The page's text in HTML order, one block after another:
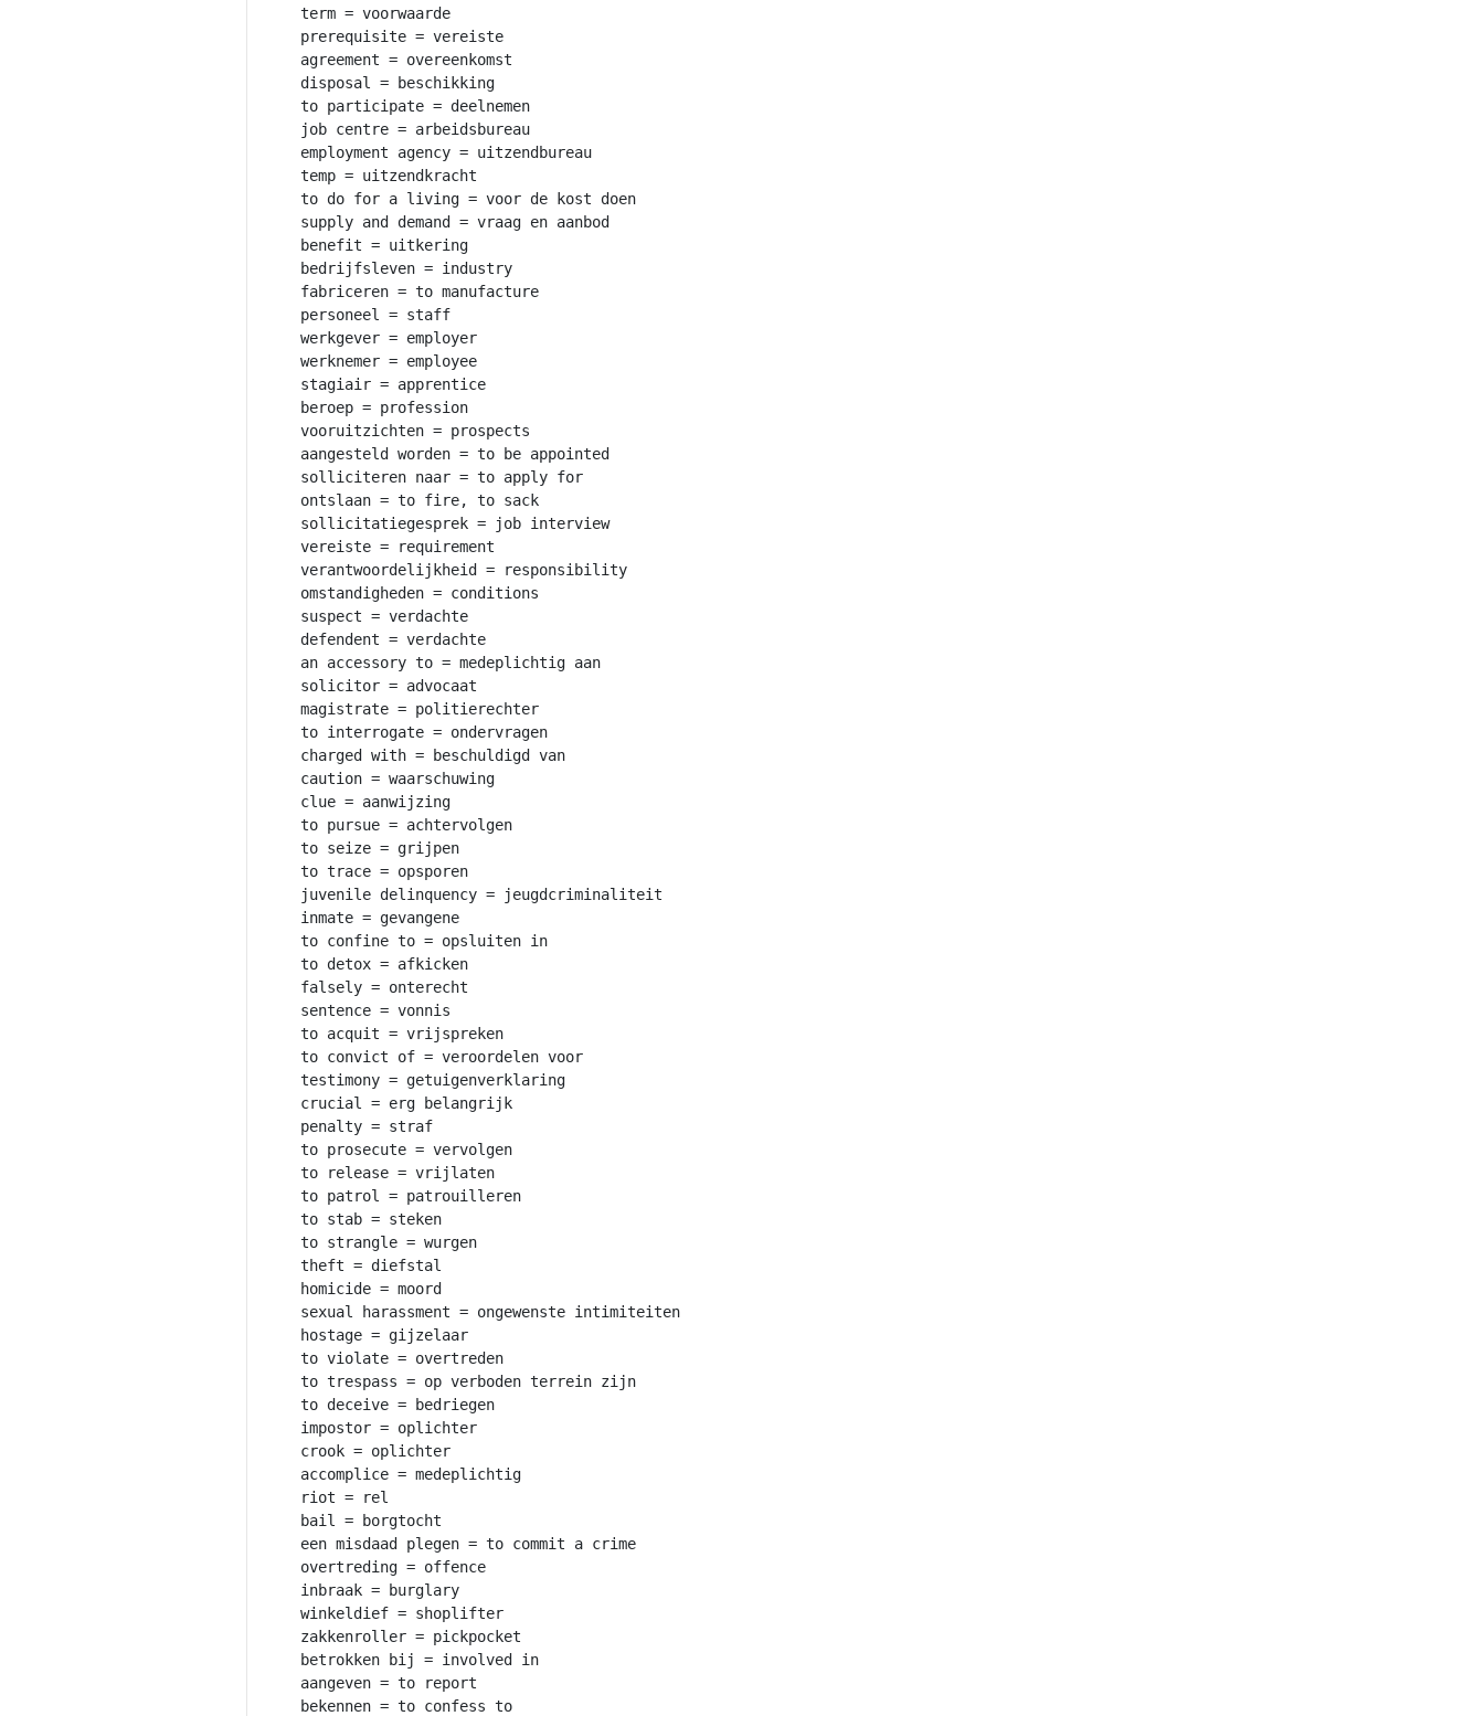
term = voorwaarde
prerequisite = vereiste
agreement = overeenkomst
disposal = beschikking
to participate = deelnemen
job centre = arbeidsbureau
employment agency = uitzendbureau
temp = uitzendkracht
to do for a living = voor de kost doen
supply and demand = vraag en aanbod
benefit = uitkering
bedrijfsleven = industry
fabriceren = to manufacture
personeel = staff
werkgever = employer
werknemer = employee
stagiair = apprentice
beroep = profession
vooruitzichten = prospects
aangesteld worden = to be appointed
solliciteren naar = to apply for
ontslaan = to fire, to sack
sollicitatiegesprek = job interview
vereiste = requirement
verantwoordelijkheid = responsibility
omstandigheden = conditions
suspect = verdachte
defendent = verdachte
an accessory to = medeplichtig aan
solicitor = advocaat
magistrate = politierechter
to interrogate = ondervragen
charged with = beschuldigd van
caution = waarschuwing
clue = aanwijzing
to pursue = achtervolgen
to seize = grijpen
to trace = opsporen
juvenile delinquency = jeugdcriminaliteit
inmate = gevangene
to confine to = opsluiten in
to detox = afkicken
falsely = onterecht
sentence = vonnis
to acquit = vrijspreken
to convict of = veroordelen voor
testimony = getuigenverklaring
crucial = erg belangrijk
penalty = straf
to prosecute = vervolgen
to release = vrijlaten
to patrol = patrouilleren
to stab = steken
to strangle = wurgen
theft = diefstal
homicide = moord
sexual harassment = ongewenste intimiteiten
hostage = gijzelaar
to violate = overtreden
to trespass = op verboden terrein zijn
to deceive = bedriegen
impostor = oplichter
crook = oplichter
accomplice = medeplichtig
riot = rel
bail = borgtocht
een misdaad plegen = to commit a crime
overtreding = offence
inbraak = burglary
winkeldief = shoplifter
zakkenroller = pickpocket
betrokken bij = involved in
aangeven = to report
bekennen = to confess to